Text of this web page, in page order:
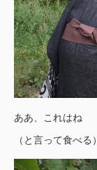
ああ、これはね
（と言って食べる）